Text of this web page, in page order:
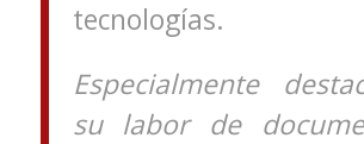
tecnologías.
Especialmente
su labor de